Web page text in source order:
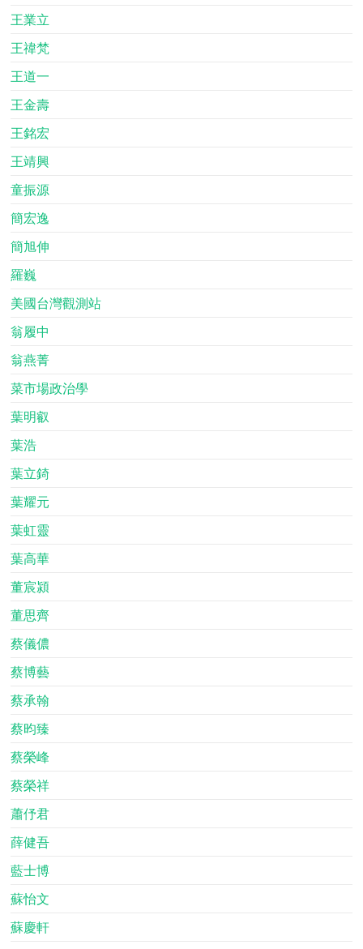
王業立
王禕梵
王道一
王金壽
王銘宏
王靖興
童振源
簡宏逸
簡旭伸
羅巍
美國台灣觀測站
翁履中
翁燕菁
菜市場政治學
葉明叡
葉浩
葉立錡
葉耀元
葉虹靈
葉高華
董宸潁
董思齊
蔡儀儂
蔡博藝
蔡承翰
蔡昀臻
蔡榮峰
蔡榮祥
蕭伃君
薛健吾
藍士博
蘇怡文
蘇慶軒